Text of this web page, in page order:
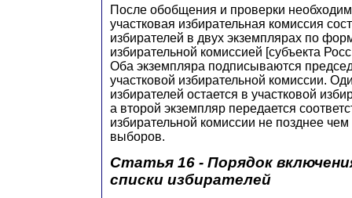
После обобщения и проверки
участковая избирательная комиссия
избирателей в двух экземплярах по
избирательной комиссией [субъекта
Оба экземпляра подписываются
участковой избирательной комиссии.
избирателей остается в участковой
а второй экземпляр передается
избирательной комиссии не позднее
выборов.
Статья 16 - Порядок
списки избирателей